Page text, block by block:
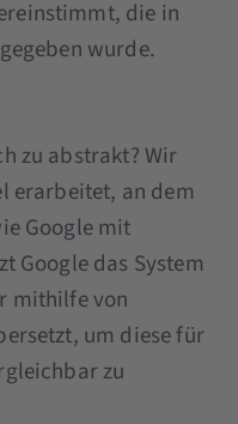
die in
wurde.
zu abstrakt? Wir
erarbeitet, an dem
Google mit
Google das System
mithilfe von
um diese für
zu